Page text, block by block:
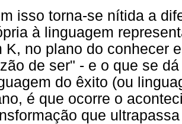
isso torna-se nítida a
à linguagem
K, no plano do conhecer
de ser" - e o que se
do êxito (ou
é que ocorre o
que